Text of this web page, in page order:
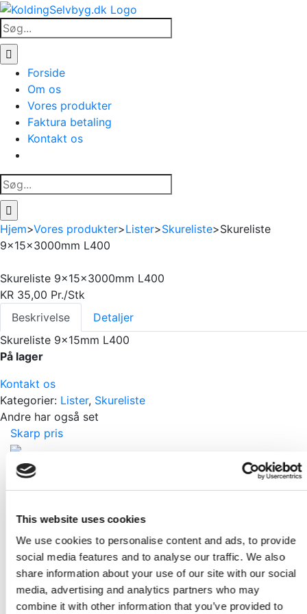
This website uses cookies
We use cookies to personalise content and ads, to provide
social media features and to analyse our traffic. We also
share information about your use of our site with our social
media, advertising and analytics partners who may
combine it with other information that you’ve provided to
Skip
to
content
Søg
efter:
Forside
Om os
Vores produkter
Faktura betaling
Kontakt os
Søg
efter:
Hjem>Vores produkter>Lister>Skureliste>Skureliste
9x15x3000mm L400
Skureliste 9x15x3000mm L400
KR 35,00 Pr./Stk
Beskrivelse
Detaljer
Skureliste 9x15mm L400
På lager
Kontakt os
Kategorier: Lister, Skureliste
Andre har også set
Skarp pris
Hjørneliste 20x20x3300mm L760
Pr./Stk.
Skarp pris
Forkantliste 9x55x3000mm L236 Hvidmalet
Pr./Stk.
KR85,00